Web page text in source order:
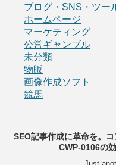
ブログ・SNS・ツー
ホームページ
マーケティング
公営ギャンブル
未分類
物販
画像作成ソフト
競馬
SEO記事作成に革命を。
CWP-0106の